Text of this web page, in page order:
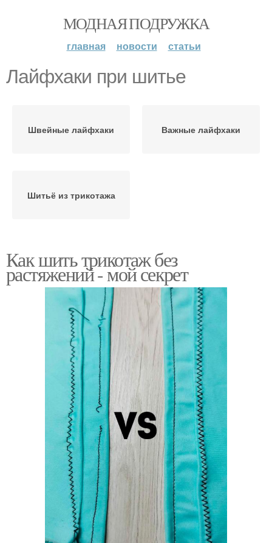
МОДНАЯ ПОДРУЖКА
главная новости статьи
Лайфхаки при шитье
Швейные лайфхаки Важные лайфхаки
Шитьё из трикотажа
Как шить трикотаж без
растяжений - мой секрет